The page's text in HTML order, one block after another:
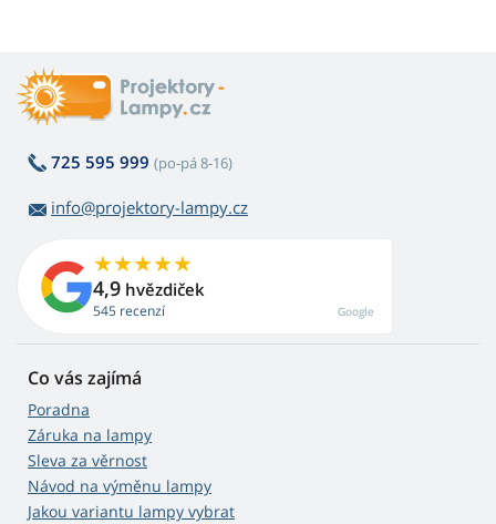
725 595 999 (po-pá 8-16)
info@projektory-lampy.cz
4,9 hvězdiček
545 recenzí Google
Co vás zajímá
Poradna
Záruka na lampy
Sleva za věrnost
Návod na výměnu lampy
Jakou variantu lampy vybrat